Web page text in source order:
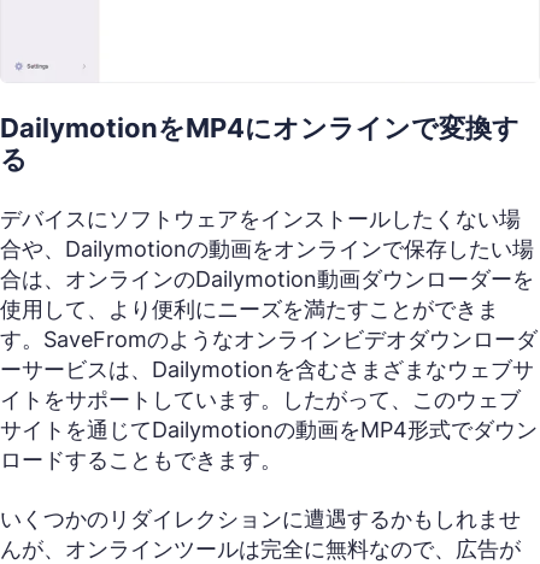
DailymotionをMP4にオンラインで変換す
る
デバイスにソフトウェアをインストールしたくない場
合や、Dailymotionの動画をオンラインで保存したい場
合は、オンラインのDailymotion動画ダウンローダーを
使用して、より便利にニーズを満たすことができま
す。SaveFromのようなオンラインビデオダウンローダ
ーサービスは、Dailymotionを含むさまざまなウェブサ
イトをサポートしています。したがって、このウェブ
サイトを通じてDailymotionの動画をMP4形式でダウン
ロードすることもできます。
いくつかのリダイレクションに遭遇するかもしれませ
んが、オンラインツールは完全に無料なので、広告が